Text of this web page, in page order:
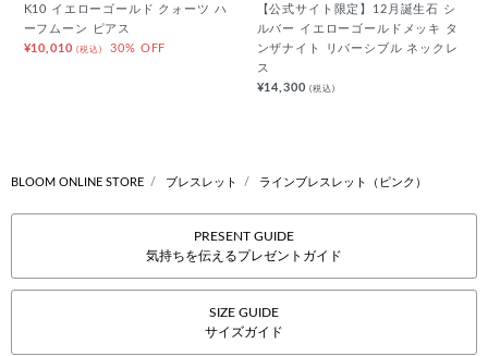
K10 イエローゴールド クォーツ ハ
ーフムーン ピアス
¥10,010(税込) 30% OFF
【公式サイト限定】12月誕生石 シ
ルバー イエローゴールドメッキ タ
ンザナイト リバーシブル ネックレ
ス
¥14,300(税込)
BLOOM ONLINE STORE ブレスレット ラインブレスレット（ピンク）
PRESENT GUIDE
気持ちを伝えるプレゼントガイド
SIZE GUIDE
サイズガイド